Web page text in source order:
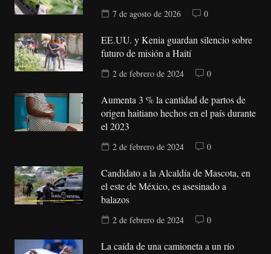
7 de agosto de 2026 0
EE.UU. y Kenia guardan silencio sobre
futuro de misión a Haití
2 de febrero de 2024 0
Aumenta 3 % la cantidad de partos de
origen haitiano hechos en el país durante
el 2023
2 de febrero de 2024 0
Candidato a la Alcaldía de Mascota, en
el este de México, es asesinado a
balazos
2 de febrero de 2024 0
La caída de una camioneta a un río